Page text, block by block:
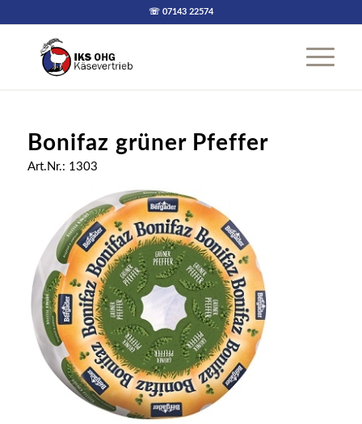
☏ 07143 22574
Bonifaz grüner Pfeffer
Art.Nr.: 1303